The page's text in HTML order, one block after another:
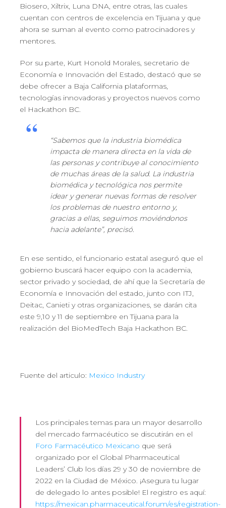
Biosero, Xiltrix, Luna DNA, entre otras, las cuales
cuentan con centros de excelencia en Tijuana y que
ahora se suman al evento como patrocinadores y
mentores.
Por su parte, Kurt Honold Morales, secretario de
Economía e Innovación del Estado, destacó que se
debe ofrecer a Baja California plataformas,
tecnologías innovadoras y proyectos nuevos como
el Hackathon BC.
“Sabemos que la industria biomédica
impacta de manera directa en la vida de
las personas y contribuye al conocimiento
de muchas áreas de la salud. La industria
biomédica y tecnológica nos permite
idear y generar nuevas formas de resolver
los problemas de nuestro entorno y,
gracias a ellas, seguimos moviéndonos
hacia adelante”, precisó.
En ese sentido, el funcionario estatal aseguró que el
gobierno buscará hacer equipo con la academia,
sector privado y sociedad, de ahí que la Secretaría de
Economía e Innovación del estado, junto con ITJ,
Deitac, Canieti y otras organizaciones, se darán cita
este 9,10 y 11 de septiembre en Tijuana para la
realización del BioMedTech Baja Hackathon BC.
Fuente del articulo: Mexico Industry
Los principales temas para un mayor desarrollo
del mercado farmacéutico se discutirán en el
Foro Farmacéutico Mexicano que será
organizado por el Global Pharmaceutical
Leaders’ Club los días 29 y 30 de noviembre de
2022 en la Ciudad de México. ¡Asegura tu lugar
de delegado lo antes posible! El registro es aquí:
https://mexican.pharmaceutical.forum/es/registration-